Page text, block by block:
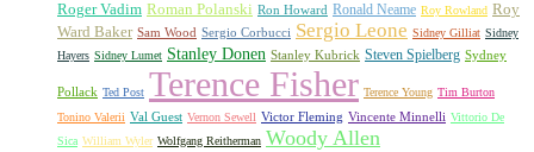
Roger Vadim Roman Polanski Ron Howard Ronald Neame Roy Rowland Roy
Ward Baker Sam Wood Sergio Corbucci Sergio Leone Sidney Gilliat Sidney
Hayers Sidney Lumet Stanley Donen Stanley Kubrick Steven Spielberg Sydney
Pollack Ted Post Terence Fisher Terence Young Tim Burton
Tonino Valerii Val Guest Vernon Sewell Victor Fleming Vincente Minnelli Vittorio De
Sica William Wyler Wolfgang Reitherman Woody Allen